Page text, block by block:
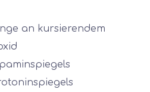
an kursierendem